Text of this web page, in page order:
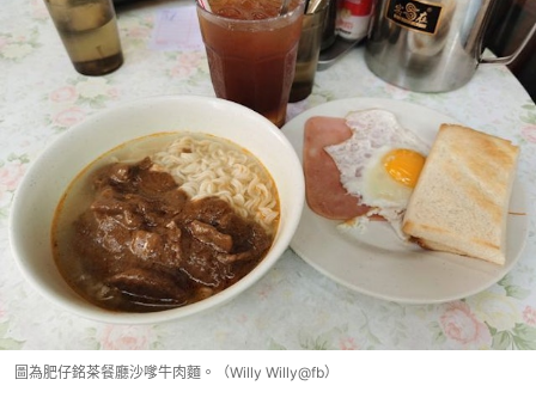
圖為肥仔銘茶餐廳沙嗲牛肉麵。（Willy Willy@fb）